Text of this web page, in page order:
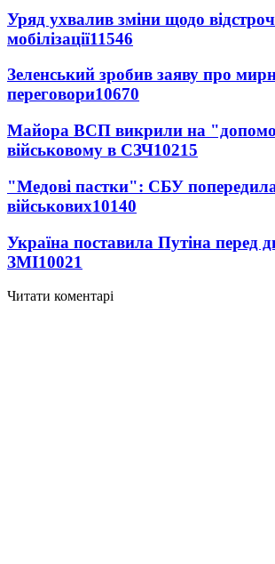
Уряд ухвалив зміни щодо
мобілізації11546
Зеленський зробив заяву про
переговори10670
Майора ВСП викрили на
військовому в СЗЧ10215
"Медові пастки": СБУ
військових10140
Україна поставила Путіна перед
ЗМІ10021
Читати коментарі